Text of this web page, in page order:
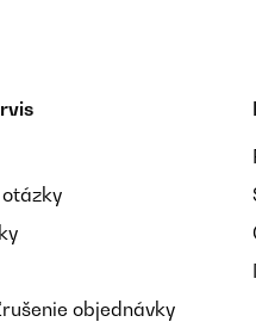
Fächer finde ich prima. So
objednávky